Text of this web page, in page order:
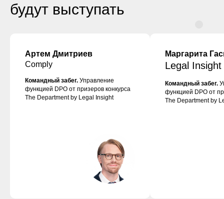
будут выступать
Артем Дмитриев
Comply
Командный забег. Управление
функцией DPO от призеров конкурса
The Department by Legal Insight
Маргарита
Legal Insight
Командный забег.
функцией DPO от
The Department by